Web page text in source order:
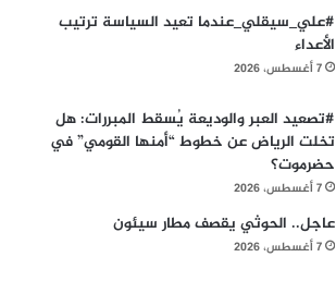
#علي_سيقلي_عندما تعيد السياسة ترتيب
الأعداء
7 أغسطس، 2026
#​تصعيد العبر والوديعة يُسقط المبررات: هل
تخلت الرياض عن خطوط “أمنها القومي” في
حضرموت؟
7 أغسطس، 2026
عاجل.. الحوثي يقصف مطار سيئون
7 أغسطس، 2026